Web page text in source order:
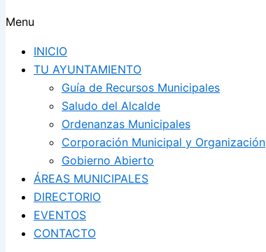
Menu
INICIO
TU AYUNTAMIENTO
Guía de Recursos Municipales
Saludo del Alcalde
Ordenanzas Municipales
Corporación Municipal y Organización
Gobierno Abierto
ÁREAS MUNICIPALES
DIRECTORIO
EVENTOS
CONTACTO